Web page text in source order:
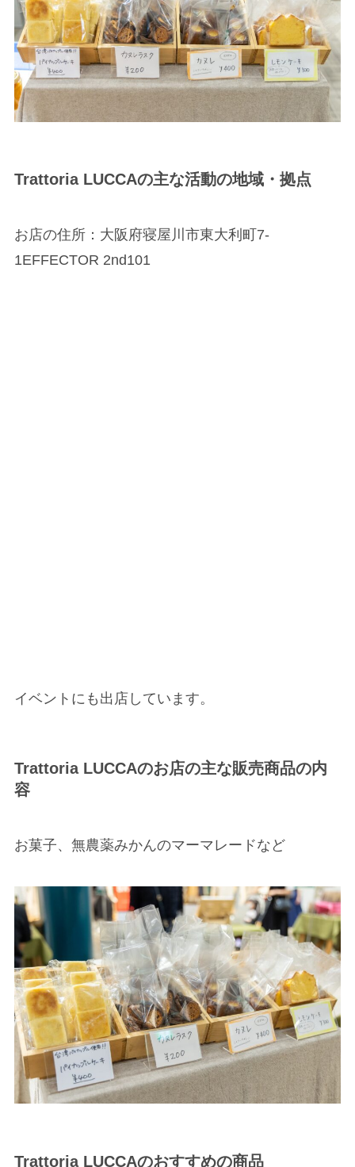
Trattoria LUCCAの主な活動の地域・拠点
お店の住所：大阪府寝屋川市東大利町7-
1EFFECTOR 2nd101
イベントにも出店しています。
Trattoria LUCCAのお店の主な販売商品の内
容
お菓子、無農薬みかんのマーマレードなど
Trattoria LUCCAのおすすめの商品